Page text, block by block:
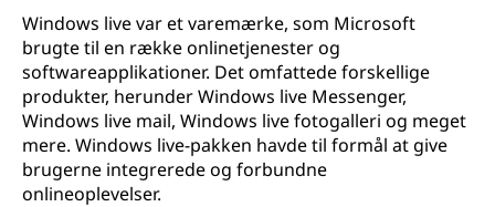
Windows live var et varemærke, som Microsoft
brugte til en række onlinetjenester og
softwareapplikationer. Det omfattede forskellige
produkter, herunder Windows live Messenger,
Windows live mail, Windows live fotogalleri og meget
mere. Windows live-pakken havde til formål at give
brugerne integrerede og forbundne
onlineoplevelser.